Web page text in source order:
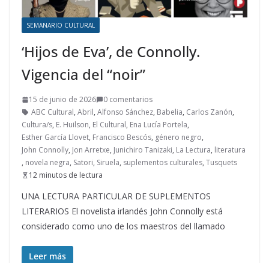
SEMANARIO CULTURAL
‘Hijos de Eva’, de Connolly.
Vigencia del “noir”
15 de junio de 2026
0 comentarios
ABC Cultural, Abril, Alfonso Sánchez, Babelia, Carlos Zanón,
Cultura/s, E. Huilson, El Cultural, Ena Lucía Portela,
Esther García Llovet, Francisco Bescós, género negro,
John Connolly, Jon Arretxe, Junichiro Tanizaki, La Lectura, literatura
, novela negra, Satori, Siruela, suplementos culturales, Tusquets
12 minutos de lectura
UNA LECTURA PARTICULAR DE SUPLEMENTOS
LITERARIOS El novelista irlandés John Connolly está
considerado como uno de los maestros del llamado
Leer más